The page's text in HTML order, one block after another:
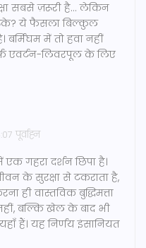
सबसे ज़रूरी है... लेकिन
ये फैसला बिल्कुल
बर्मिंघम में तो हवा नहीं
एवर्टन-लिवरपूल के लिए
पूर्वाह्न
गहरा दर्शन छिपा है।
के सुरक्षा से टकराता है,
ही वास्तविक बुद्धिमत्ता
बल्कि खेल के बाद भी
हैं। यह निर्णय इंसानियत